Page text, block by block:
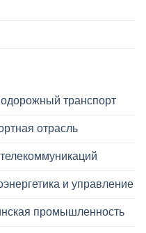
транспорт
отрасль
и управление
промышленность